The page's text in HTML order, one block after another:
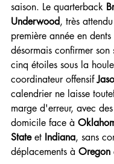
saison. Le quarterback
Underwood, très
première année en
désormais confirmer
cinq étoiles sous la
coordinateur offensif
calendrier ne laisse
marge d'erreur, avec
domicile face à
State et Indiana, sans
déplacements à Oregon